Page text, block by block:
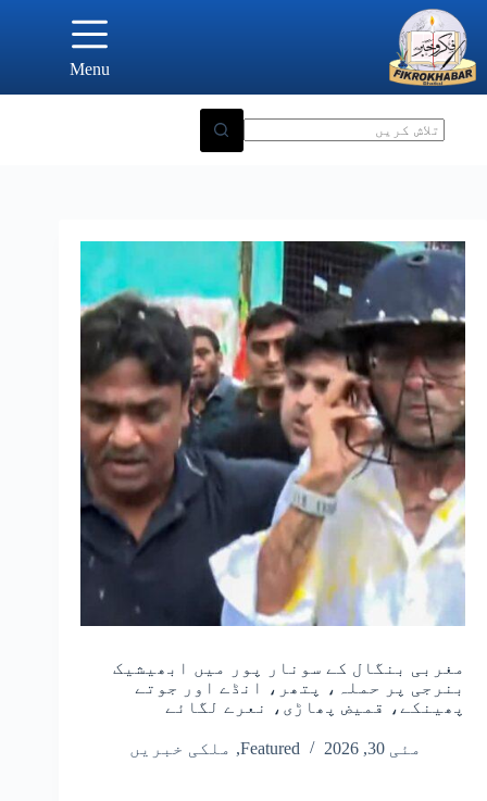
content
Menu
مغربی بنگال کے سونار پور میں ابھیشیک
بنرجی پر حملہ، پتھر، انڈے اور جوتے
پھینکے، قمیض پھاڑی، نعرے لگائے
مئی 30, 2026 Featured
, ملکی خبریں